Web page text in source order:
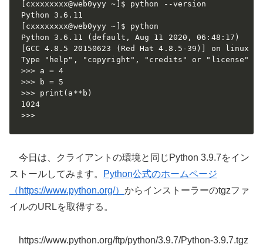
[cxxxxxxxx@web0yyy ~]$ python --version
Python 3.6.11
[cxxxxxxxx@web0yyy ~]$ python
Python 3.6.11 (default, Aug 11 2020, 06:48:17)
[GCC 4.8.5 20150623 (Red Hat 4.8.5-39)] on linux
Type "help", "copyright", "credits" or "license"
>>> a = 4
>>> b = 5
>>> print(a**b)
1024
>>>
今日は、クライアントの環境と同じPython 3.9.7をイン
ストールしてみます。
Python公式のホームページ
（https://www.python.org/） からインストーラーのtgzファ
イルのURLを取得する。
https://www.python.org/ftp/python/3.9.7/Python-3.9.7.tgz